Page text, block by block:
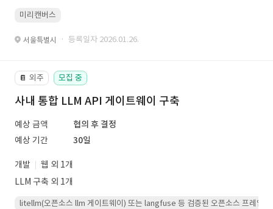
미리캔버스
서울특별시 · 등록일자 2026.01.26.
📔 외주 모집 중
사내 통합 LLM API 게이트웨이 구축
예상 금액
협의 후 결정
예상 기간
30일
개발
웹 외 1개
LLM 구축 외 1개
litellm(오픈소스 llm 게이트웨이) 또는 langfuse 등 검증된 오픈소스 프레임워